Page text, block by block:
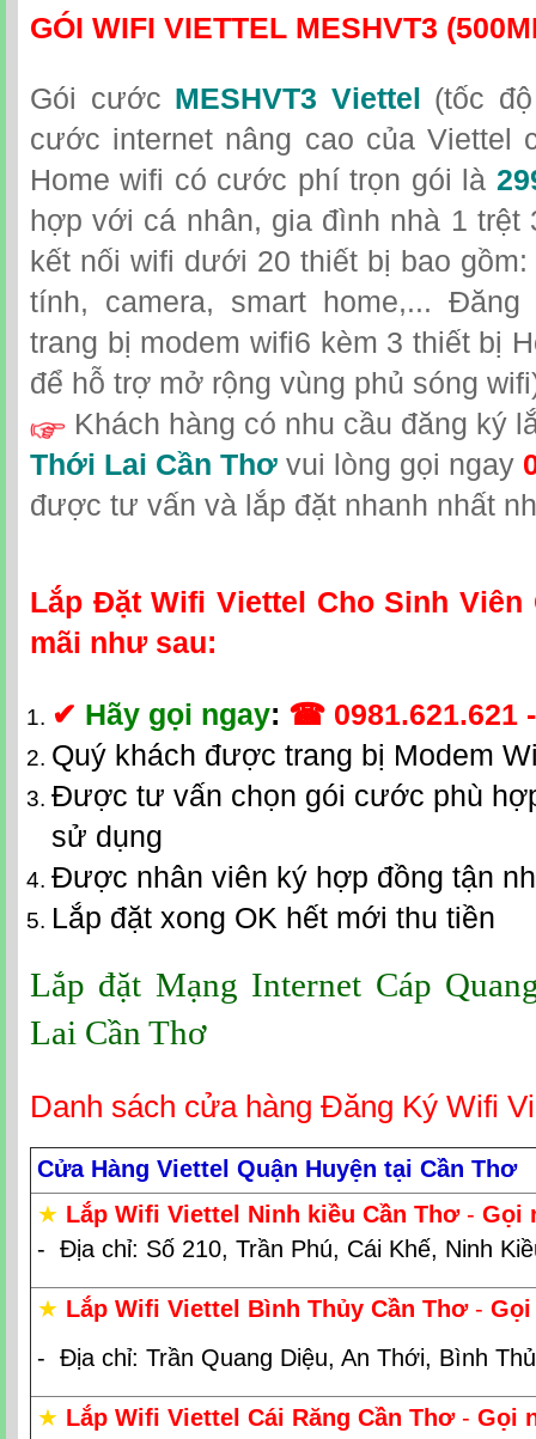
GÓI WIFI VIETTEL MESHVT3
Gói cước MESHVT3 Viettel
(tốc
cước internet nâng cao của Viettel
Home wifi có cước phí trọn gói là
hợp với cá nhân, gia đình nhà 1 trệt
kết nối wifi dưới 20 thiết bị bao
tính, camera, smart home,...
trang bị modem wifi6 kèm 3 thiết bị
để hỗ trợ mở rộng vùng phủ sóng
Khách hàng có nhu cầu đăng ký
Thới Lai Cần Thơ vui lòng gọi ngay
được tư vấn và lắp đặt nhanh nhất
Lắp Đặt Wifi Viettel Cho Sinh Viên
mãi như sau:
✔ Hãy gọi ngay: ☎ 0981.621.621
Quý khách được trang bị Modem
Được tư vấn chọn gói cước phù
sử dụng
Được nhân viên ký hợp đồng tận
Lắp đặt xong OK hết mới thu tiền
Lắp đặt Mạng Internet Cáp
Lai Cần Thơ
Danh sách cửa hàng Đăng Ký Wifi
Cửa Hàng Viettel Quận Huyện tại Cần Thơ
★ Lắp Wifi Viettel Ninh kiều Cần Thơ- Gọi
- Địa chỉ: Số 210, Trần Phú, Cái Khế, Ninh
★ Lắp Wifi Viettel Bình Thủy Cần Thơ-
- Địa chỉ: Trần Quang Diệu, An Thới, Bình
★ Lắp Wifi Viettel Cái Răng Cần Thơ- Gọi